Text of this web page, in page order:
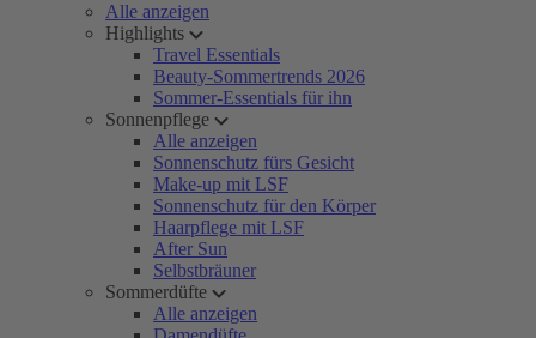
Alle anzeigen
Highlights
Travel Essentials
Beauty-Sommertrends 2026
Sommer-Essentials für ihn
Sonnenpflege
Alle anzeigen
Sonnenschutz fürs Gesicht
Make-up mit LSF
Sonnenschutz für den Körper
Haarpflege mit LSF
After Sun
Selbstbräuner
Sommerdüfte
Alle anzeigen